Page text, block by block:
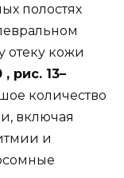
полостях
отеку кожи
, рис. 13–
количество
включая
и